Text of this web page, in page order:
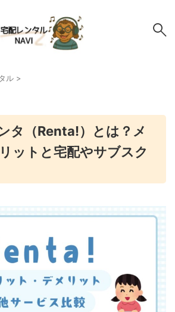
ル >
タ（Renta!）とは？メ
ットと宅配やサブスク